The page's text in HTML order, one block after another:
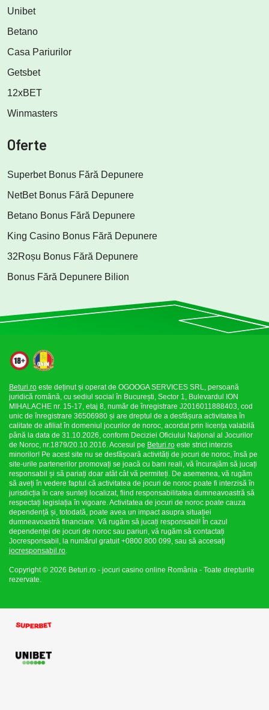
Unibet
Betano
Casa Pariurilor
Getsbet
12xBET
Winmasters
Oferte
Superbet Bonus Fără Depunere
NetBet Bonus Fără Depunere
Betano Bonus Fără Depunere
King Casino Bonus Fără Depunere
32Roșu Bonus Fără Depunere
Bonus Fără Depunere Bilion
Beturi.ro este deținut și operat de OGOOGA SERVICES SRL, persoană
juridică română, cu sediul social în București, Sector 1, Bulevardul ION
MIHALACHE nr. 15-17, etaj 8, număr de înregistrare J2016011888403, cod
unic de înregistrare 36506980 și are dreptul de a desfășura activitatea în
calitate de afiliat în domeniul jocurilor de noroc, acordat prin licența valabilă
până la data de 31.10.2026, conform Deciziei Oficiului Național al Jocurilor
de Noroc, nr.1879/20.10.2016. Accesul pe Beturi.ro este strict interzis
minorilor! Pe acest site nu se desfășoară activități de jocuri de noroc, însă pe
site-urile partenerilor promovați se joacă cu bani reali, vă încurajăm să jucați
responsabil și să pariați doar atât cât vă permiteți. De asemenea, vă rugăm
să aveți în vedere faptul că activitatea de jocuri de noroc poate fi interzisă în
jurisdicția în care sunteți localizat, fiind responsabilitatea dumneavoastră să
respectați legislația în vigoare. Activitatea de jocuri de noroc poate cauza
dependență și, totodată, poate avea un impact asupra situației
dumneavoastră financiare. Vă rugăm să jucați responsabil! În cazul
dependenței de jocuri de noroc sau pariuri, vă rugăm să contactați
Jocresponsabil, la numărul gratuit +0800 800 099, sau să accesați
jocresponsabil.ro
Copyright © 2026 Beturi.ro - jocuri casino online România - Toate drepturile
rezervate.